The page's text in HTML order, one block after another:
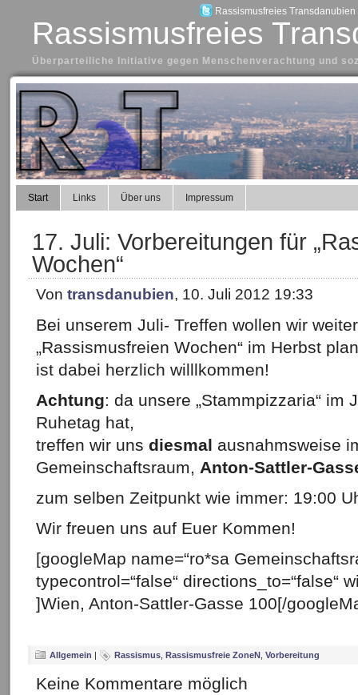
Rassismusfreies Transdanubien
Rassismusfreies
Überparteiliche Initiative gegen Menschenverachtung und
Start Links Über uns Impressum
17. Juli: Vorbereitungen für
Wochen“
Von transdanubien, 10. Juli 2012 19:33
Bei unserem Juli- Treffen wollen wir
„Rassismusfreien Wochen“ im Herbst
ist dabei herzlich willlkommen!
Achtung: da unsere „Stammpizzaria“ im
Ruhetag hat,
treffen wir uns diesmal ausnahmsweise
Gemeinschaftsraum, Anton-Sattler-
zum selben Zeitpunkt wie immer: 19:00
Wir freuen uns auf Euer Kommen!
[googleMap name=“ro*sa
typecontrol=“false“ directions_to=“false“
]Wien, Anton-Sattler-Gasse 100[/
Allgemein | Rassismus Rassismusfreie ZoneN Vorbereitung
Keine Kommentare möglich